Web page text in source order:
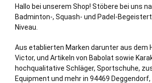
Hallo bei unserem Shop! Stöbere bei uns
Badminton-, Squash- und Padel-
Niveau.
Aus etablierten Marken darunter aus dem
Victor, und Artikeln von Babolat sowie
hochqualitative Schläger, Sportschuhe,
Equipment und mehr in 94469